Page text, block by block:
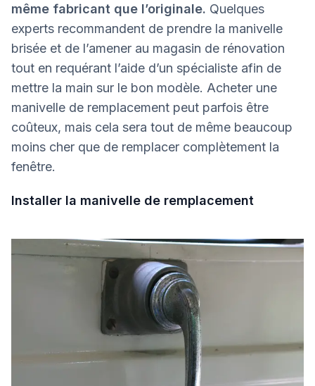
même fabricant que l’originale. Quelques
experts recommandent de prendre la manivelle
brisée et de l’amener au magasin de rénovation
tout en requérant l’aide d’un spécialiste afin de
mettre la main sur le bon modèle. Acheter une
manivelle de remplacement peut parfois être
coûteux, mais cela sera tout de même beaucoup
moins cher que de remplacer complètement la
fenêtre.
Installer la manivelle de remplacement